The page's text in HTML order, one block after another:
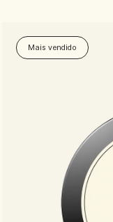
Mais vendido